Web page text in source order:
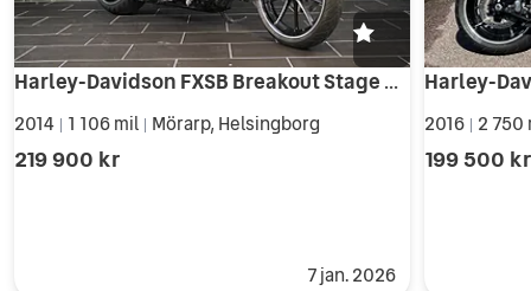
Harley-Davidson FXSB Breakout Stage 4 Vance & Hines
2014 1 106 mil Mörarp, Helsingborg
219 900 kr
7 jan. 2026
2016 2
199 500 kr